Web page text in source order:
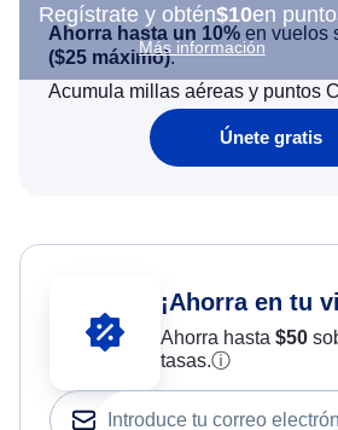
Regístrate y obtén$10en
Más información
Ahorra hasta un 10% en vuelos
($25 máximo).
Acumula millas aéreas y puntos
Únete gratis
¡Ahorra en tu
Ahorra hasta $50
tasas.ⓘ